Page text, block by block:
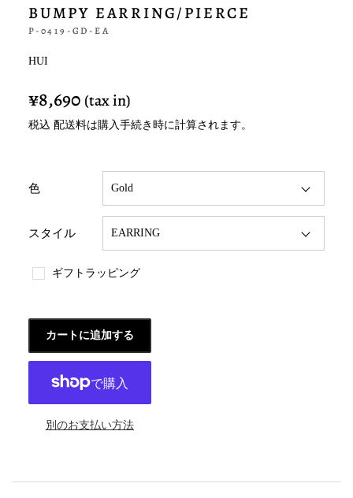
BUMPY EARRING/PIERCE
P-0419-GD-EA
HUI
¥8,690
税込 配送料は購入手続き時に計算されます。
色
スタイル
ギフトラッピング
カートに追加する
別のお支払い方法